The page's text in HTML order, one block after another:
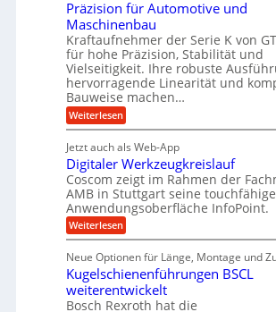
h
n
d
e
t
r
i
e
b
e
f
ü
r
r
a
e
U
m
n
d
A
u
f
t
r
a
s
i
n
g
a
n
g
o
s
e
,
w
e
n
i
g
e
r
S
t
e
l
e
n
n
s
t
a
n
g
e
n
g
e
t
r
i
e
b
e
f
ü
r
r
ä
z
i
Präzision für Automotive und
Maschinenbau
Kraftaufnehmer der Serie K von
für hohe Präzision, Stabilität und
Vielseitigkeit. Ihre robuste
hervorragende Linearität und
Bauweise machen…
Weiterlesen:
P
ä
z
i
s
i
o
n
f
r
A
u
t
Jetzt auch als Web-App
Digitaler Werkzeugkreislauf
Coscom zeigt im Rahmen der
AMB in Stuttgart seine touchfähige
Anwendungsoberfläche InfoPoint.
Weiterlesen:
D
g
i
t
a
Neue Optionen für Länge, Montage und
Kugelschienenführungen BSCL
weiterentwickelt
Bosch Rexroth hat die